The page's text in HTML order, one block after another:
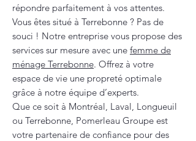
répondre parfaitement à vos attentes.
Vous êtes situé à Terrebonne ? Pas de
souci ! Notre entreprise vous propose des
services sur mesure avec une femme de
ménage Terrebonne. Offrez à votre
espace de vie une propreté optimale
grâce à notre équipe d’experts.
Que ce soit à Montréal, Laval, Longueuil
ou Terrebonne, Pomerleau Groupe est
votre partenaire de confiance pour des